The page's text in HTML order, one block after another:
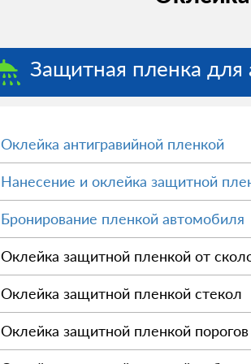
Защитная пленка для
Оклейка антигравийной пленкой
Нанесение и оклейка защитной
Бронирование пленкой автомобиля
Оклейка защитной пленкой от
Оклейка защитной пленкой стекол
Оклейка защитной пленкой порогов